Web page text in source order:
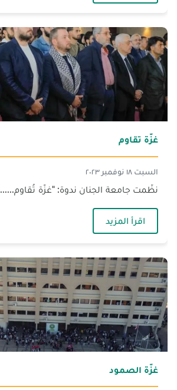
غزّة تقاوم
السبت ١٨ نوفمبر ٢٠٢٣
نظّمت جامعة الجنان ندوة: "غزّة تُقاوم......
اقرأ المزيد
غزّة الصمود